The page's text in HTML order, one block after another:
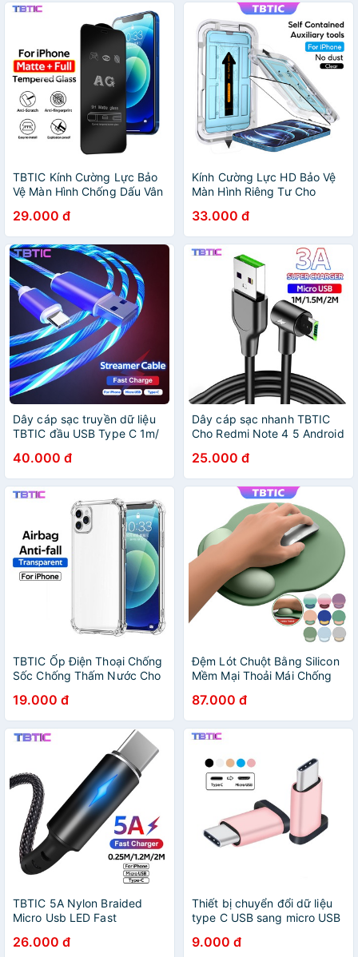
TBTIC Kính Cường Lực Bảo
Vệ Màn Hình Chống Dấu Vân
Pro Max Mini XR X Xs Max
SE 2020 8 7 6s 6 Plus
29.000 đ
Kính Cường Lực HD Bảo Vệ
Màn Hình Riêng Tư Cho
X Xs Max XR
33.000 đ
Dây cáp sạc truyền dữ liệu
TBTIC đầu USB Type C 1m/
thoại i-Ph
40.000 đ
Dây cáp sạc nhanh TBTIC
Cho Redmi Note 4 5 Android
25.000 đ
TBTIC Ốp Điện Thoại Chống
Sốc Chống Thấm Nước Cho
Mini SE 2020 XR X Xs Max 8
7 6 6s Plus
19.000 đ
Đệm Lót Chuột Bằng Silicon
Mềm Mại Thoải Mái Chống
87.000 đ
TBTIC 5A Nylon Braided
Micro Usb LED Fast
Cable
26.000 đ
Thiết bị chuyển đổi dữ liệu
type C USB sang micro USB
9.000 đ